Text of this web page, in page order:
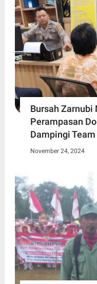
Bursah Zarnubi
Perampasan
Dampingi
November 24, 2024